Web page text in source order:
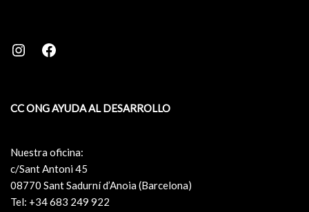
CC ONG AYUDA AL DESARROLLO
Nuestra oficina:
c/Sant Antoni 45
08770 Sant Sadurní d’Anoia (Barcelona)
Tel: +34 683 249 922